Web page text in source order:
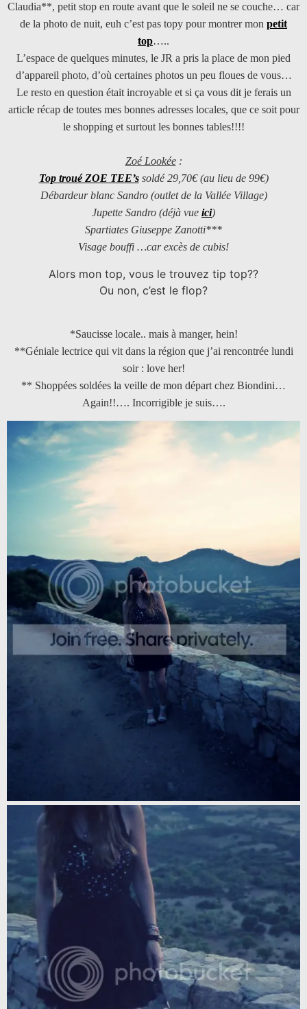
Claudia**, petit stop en route avant que le soleil ne se couche… car
de la photo de nuit, euh c’est pas topy pour montrer mon petit
top…..
L’espace de quelques minutes, le JR a pris la place de mon pied
d’appareil photo, d’où certaines photos un peu floues de vous…
Le resto en question était incroyable et si ça vous dit je ferais un
article récap de toutes mes bonnes adresses locales, que ce soit pour
le shopping et surtout les bonnes tables!!!!
Zoé Lookée :
Top troué ZOE TEE’ssoldé 29,70€ (au lieu de 99€)
Débardeur blanc Sandro (outlet de la Vallée Village)
Jupette Sandro (déjà vue ici)
Spartiates Giuseppe Zanotti***
Visage bouffi …car excès de cubis!
Alors mon top, vous le trouvez tip top??
Ou non, c’est le flop?
*Saucisse locale.. mais à manger, hein!
**Géniale lectrice qui vit dans la région que j’ai rencontrée lundi
soir : love her!
** Shoppées soldées la veille de mon départ chez Biondini…
Again!!…. Incorrigible je suis….